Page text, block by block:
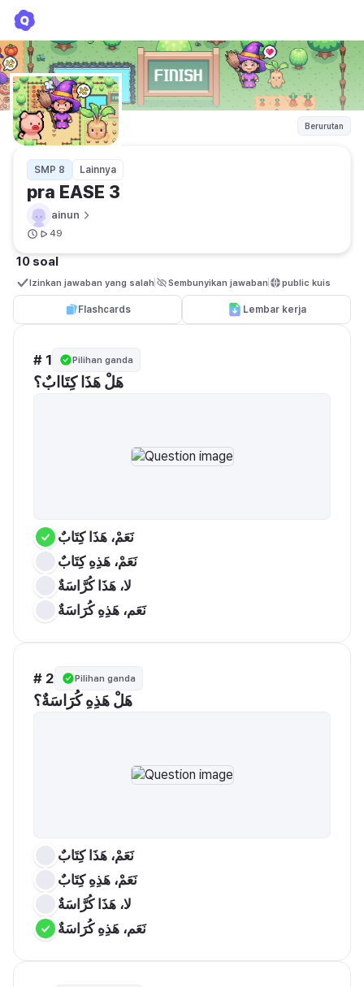
Berurutan
SMP 8 Lainnya
pra EASE 3
ainun
49
10 soal
Izinkan jawaban yang salah Sembunyikan jawaban public kuis
Flashcards Lembar kerja
# 1 Pilihan ganda
هَلْ هَذَا كِتَاابٌ؟
نَعَمْ، هَذَا كِتَابٌ
نَعَمْ، هَذِهِ كِتَابٌ
لا، هَذَا كُرَّاسَةٌ
نَعَم، هَذِهِ كُرََاسَةٌ
# 2 Pilihan ganda
هَلْ هَذِهِ كُرََاسَةٌ؟
نَعَمْ، هَذَا كِتَابٌ
نَعَمْ، هَذِهِ كِتَابٌ
لا، هَذَا كُرَّاسَةٌ
نَعَم، هَذِهِ كُرََاسَةٌ